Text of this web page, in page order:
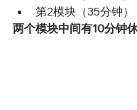
第2模块（35分钟
两个模块中间有10分钟休